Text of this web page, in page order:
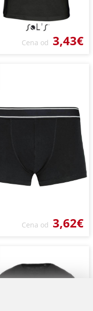
Cena od 3,43€
Cena od 3,62€